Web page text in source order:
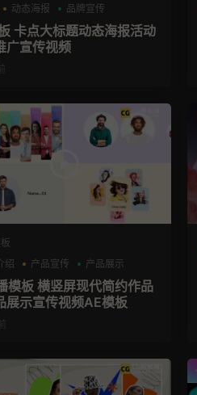
动态海报 品牌宣传
卡点大标题动态海报活动
广宣传视频
绍
产品宣传 产品展示
模板 横竖屏现代简约作品
展示宣传视频AE模板